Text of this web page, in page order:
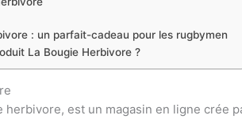
: un parfait-cadeau pour les rugbymen
La Bougie Herbivore ?
est un magasin en ligne crée